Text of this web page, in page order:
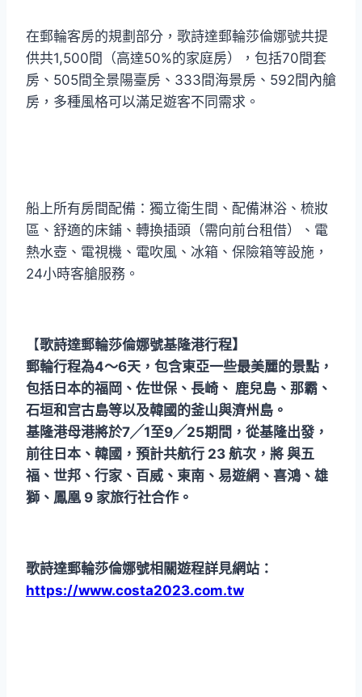
在郵輪客房的規劃部分，歌詩達郵輪莎倫娜號共提
供共1,500間（高達50%的家庭房），包括70間套
房、505間全景陽臺房、333間海景房、592間內艙
房，多種風格可以滿足遊客不同需求。
船上所有房間配備：獨立衛生間、配備淋浴、梳妝
區、舒適的床鋪、轉換插頭（需向前台租借）、電
熱水壺、電視機、電吹風、冰箱、保險箱等設施，
24小時客艙服務。
【歌詩達郵輪莎倫娜號基隆港行程】
郵輪行程為4～6天，包含東亞一些最美麗的景點，
包括日本的福岡、佐世保、長崎、 鹿兒島、那霸、
石垣和宫古島等以及韓國的釜山與濟州島。
基隆港母港將於7╱1至9╱25期間，從基隆出發，
前往日本、韓國，預計共航行 23 航次，將 與五
福、世邦、行家、百威、東南、易遊網、喜鴻、雄
獅、鳳凰 9 家旅行社合作。
歌詩達郵輪莎倫娜號相關遊程詳見網站：
https://www.costa2023.com.tw